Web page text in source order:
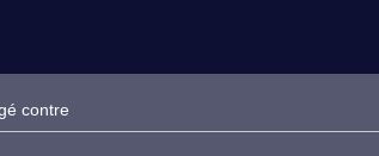
contre